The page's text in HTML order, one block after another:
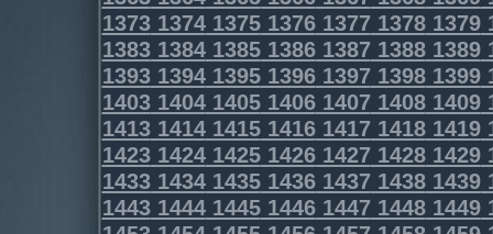
1373137413751376137713781379
1383138413851386138713881389
1393139413951396139713981399
1403140414051406140714081409
1413141414151416141714181419
1423142414251426142714281429
1433143414351436143714381439
1443144414451446144714481449